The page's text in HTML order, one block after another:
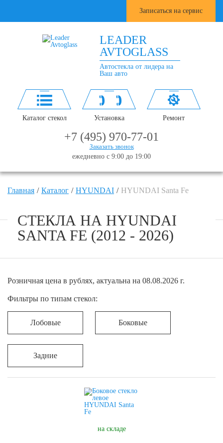
Записаться на сервис
LEADER
AVTOGLASS
Автостекла от лидера на
Ваш авто
Каталог стекол Установка Ремонт
+7 (495) 970-77-01
Заказать звонок
ежедневно с 9:00 до 19:00
Главная Каталог HYUNDAI HYUNDAI Santa Fe
СТЕКЛА НА HYUNDAI
SANTA FE (2012 - 2026)
Розничная цена в рублях, актуальна на 08.08.2026 г.
Фильтры по типам стекол:
Лобовые Боковые
Задние
на складе